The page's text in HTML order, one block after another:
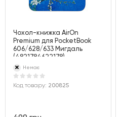
Чохол-книжка AirOn
Premium для PocketBook
606/628/633 Мигдаль
(4821784622178)
Немає
Код товару: 200825